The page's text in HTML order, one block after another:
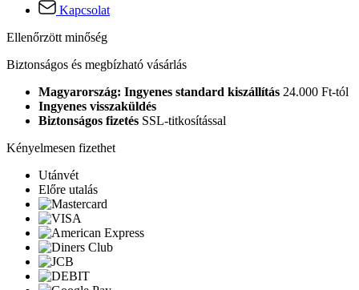
Kapcsolat
Ellenőrzött minőség
Biztonságos és megbízható vásárlás
Magyarország: Ingyenes standard kiszállítás 24.000 Ft-tól
Ingyenes visszaküldés
Biztonságos fizetés SSL-titkosítással
Kényelmesen fizethet
Utánvét
Előre utalás